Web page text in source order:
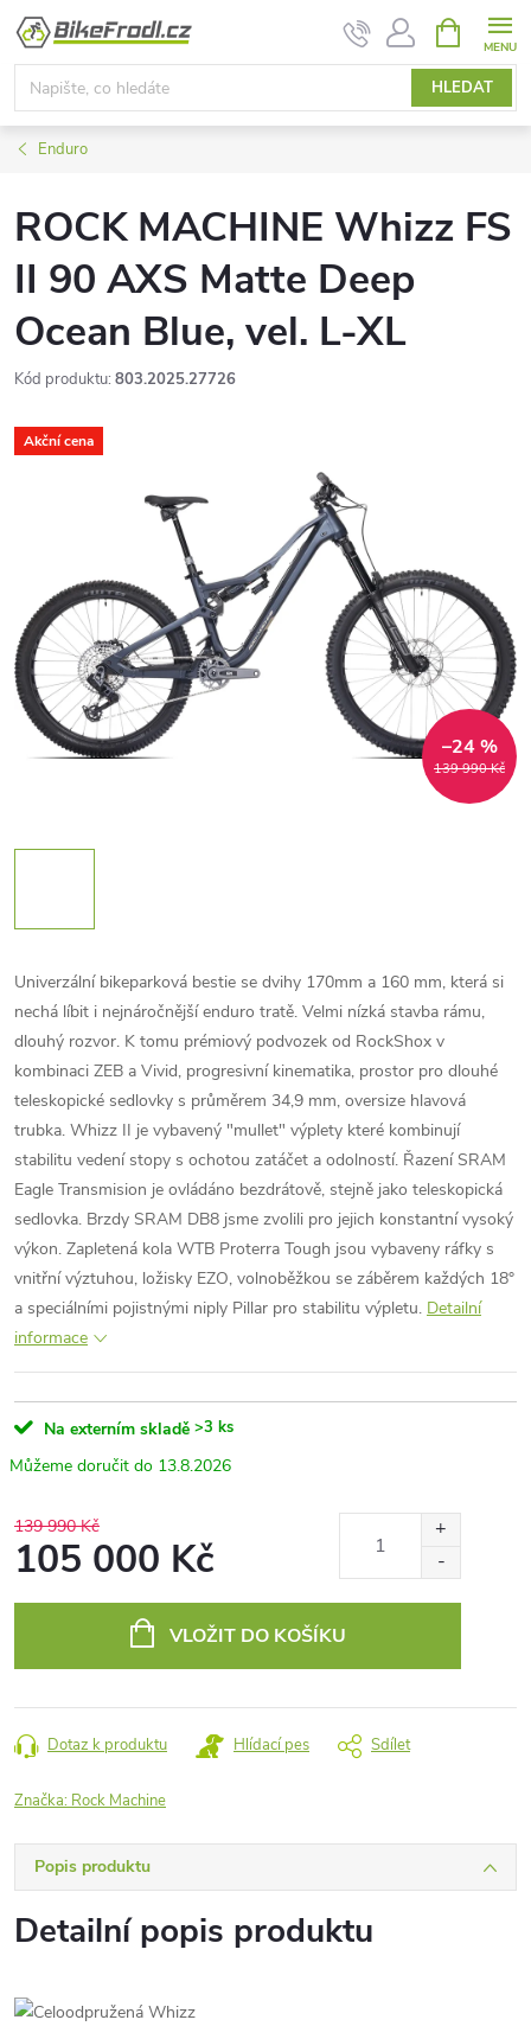
Přejít
obsah
HLEDAT
NÁKUPNÍ
KOŠÍK
Enduro
ROCK MACHINE Whizz FS
II 90 AXS Matte Deep
Ocean Blue, vel. L-XL
Kód produktu: 803.2025.27726
Akční cena
139 990 Kč
–24 %
Univerzální bikeparková bestie se dvihy 170mm a 160 mm, která si
nechá líbit i nejnáročnější enduro tratě. Velmi nízká stavba rámu,
dlouhý rozvor. K tomu prémiový podvozek od RockShox v
kombinaci ZEB a Vivid, progresivní kinematika, prostor pro dlouhé
teleskopické sedlovky s průměrem 34,9 mm, oversize hlavová
trubka. Whizz II je vybavený "mullet" výplety které kombinují
stabilitu vedení stopy s ochotou zatáčet a odolností. Řazení SRAM
Eagle Transmision je ovládáno bezdrátově, stejně jako teleskopická
sedlovka. Brzdy SRAM DB8 jsme zvolili pro jejich konstantní vysoký
výkon. Zapletená kola WTB Proterra Tough jsou vybaveny ráfky s
vnitřní výztuhou, ložisky EZO, volnoběžkou se záběrem každých 18°
a speciálními pojistnými niply Pillar pro stabilitu výpletu. Detailní
informace
Na externím skladě >3 ks
13.8.2026
139 990 Kč
105 000 Kč
VLOŽIT DO KOŠÍKU
Dotaz k produktu Hlídací pes Sdílet
Značka: Rock Machine
Popis produktu
Detailní popis produktu